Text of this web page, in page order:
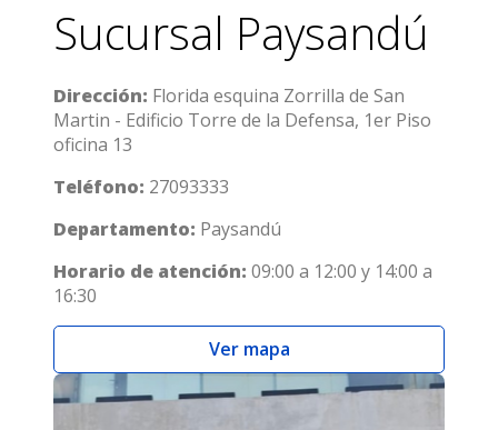
Sucursal Paysandú
Dirección: Florida esquina Zorrilla de San
Martin - Edificio Torre de la Defensa, 1er Piso
oficina 13
Teléfono: 27093333
Departamento: Paysandú
Horario de atención: 09:00 a 12:00 y 14:00 a
16:30
Ver mapa